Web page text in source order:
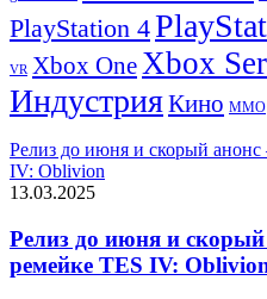
PlayStation 4
VR Xbox OneXbox
ИндустрияКино ММО
Релиз до июня и скорый
IV: Oblivion
13.03.2025
Релиз до июня и
ремейке TES IV: